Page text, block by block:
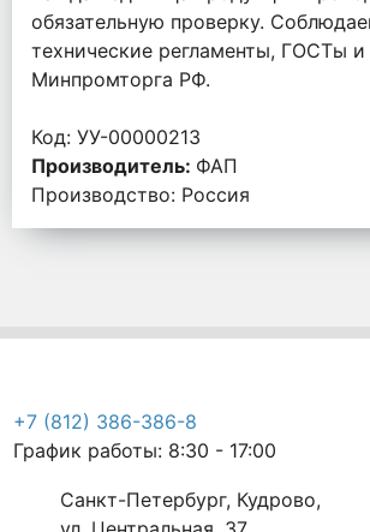
обязательную проверку.
технические регламенты, ГОСТы и
Минпромторга РФ.
Код: УУ-00000213
Производитель: ФАП
Производство: Россия
+7 (812) 386-386-8
График работы: 8:30 - 17:00
Санкт-Петербург, Кудрово,